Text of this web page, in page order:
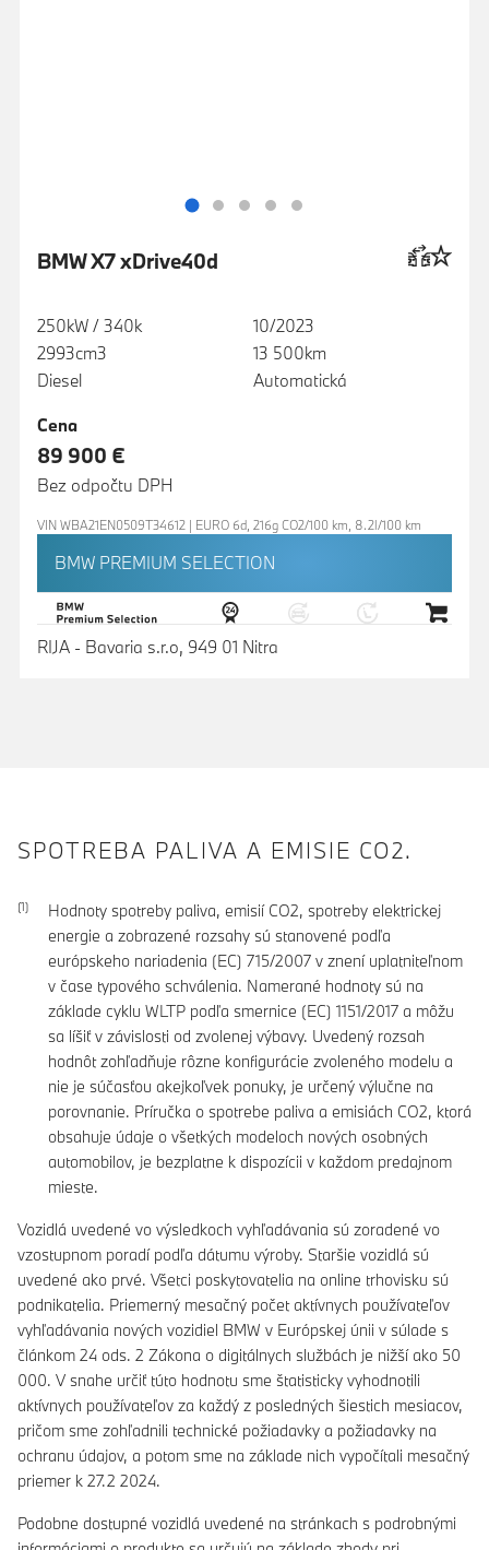
BMW X7 xDrive40d
250kW / 340k
2993cm3
Diesel
10/2023
13 500km
Automatická
Cena
89 900 €
Bez odpočtu DPH
VIN WBA21EN0509T34612 | EURO 6d, 216g CO2/100 km, 8.2l/100 km
BMW PREMIUM SELECTION
RIJA - Bavaria s.r.o, 949 01 Nitra
SPOTREBA PALIVA A EMISIE CO2.
Hodnoty spotreby paliva, emisií CO2, spotreby elektrickej
energie a zobrazené rozsahy sú stanovené podľa
európskeho nariadenia (EC) 715/2007 v znení uplatniteľnom
v čase typového schválenia. Namerané hodnoty sú na
základe cyklu WLTP podľa smernice (EC) 1151/2017 a môžu
sa líšiť v závislosti od zvolenej výbavy. Uvedený rozsah
hodnôt zohľadňuje rôzne konfigurácie zvoleného modelu a
nie je súčasťou akejkoľvek ponuky, je určený výlučne na
porovnanie. Príručka o spotrebe paliva a emisiách CO2, ktorá
obsahuje údaje o všetkých modeloch nových osobných
automobilov, je bezplatne k dispozícii v každom predajnom
mieste.
Vozidlá uvedené vo výsledkoch vyhľadávania sú zoradené vo
vzostupnom poradí podľa dátumu výroby. Staršie vozidlá sú
uvedené ako prvé. Všetci poskytovatelia na online trhovisku sú
podnikatelia. Priemerný mesačný počet aktívnych používateľov
vyhľadávania nových vozidiel BMW v Európskej únii v súlade s
článkom 24 ods. 2 Zákona o digitálnych službách je nižší ako 50
000. V snahe určiť túto hodnotu sme štatisticky vyhodnotili
aktívnych používateľov za každý z posledných šiestich mesiacov,
pričom sme zohľadnili technické požiadavky a požiadavky na
ochranu údajov, a potom sme na základe nich vypočítali mesačný
priemer k 27.2 2024.
Podobne dostupné vozidlá uvedené na stránkach s podrobnými